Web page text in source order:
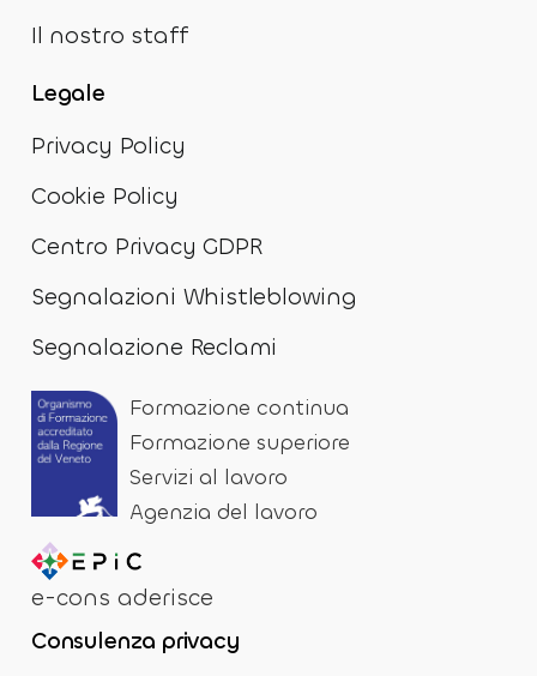
Il nostro staff
Legale
Privacy Policy
Cookie Policy
Centro Privacy GDPR
Segnalazioni Whistleblowing
Segnalazione Reclami
Formazione continua
Formazione superiore
Servizi al lavoro
Agenzia del lavoro
e-cons aderisce
Consulenza privacy